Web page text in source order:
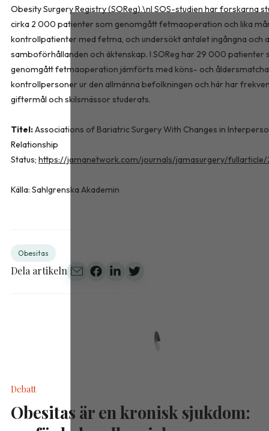
Obesity Surgery Registry (SOReg).\nI SOS-studien har forskarna
cirka 2 000 patienter som genomgått fetmaoperation och lika
kontrollpatienter med fetma, och undersökt antalet ingångna och
samboförhållanden och äktenskap. I SOReg har 29 000 patienter
genomgått fetmaoperation jämförts med köns- och
kontrollpersoner ur den allmänna befolkningen och här har
giftermål och skilsmässor studerats.
Titel:Associations of Bariatric Surgery With Changes in
Relationship
Status; https://jamanetwork.com/journals/jamasurgery/
Källa: Sahlgrenska Akademin
Obesitas
Dela artikeln
Debatt
Obesitas är en kronisk sjukdom: